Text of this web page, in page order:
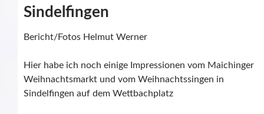
Sindelfingen
Bericht/Fotos Helmut Werner
Hier habe ich noch einige Impressionen vom Maichinger
Weihnachtsmarkt und vom Weihnachtssingen in
Sindelfingen auf dem Wettbachplatz